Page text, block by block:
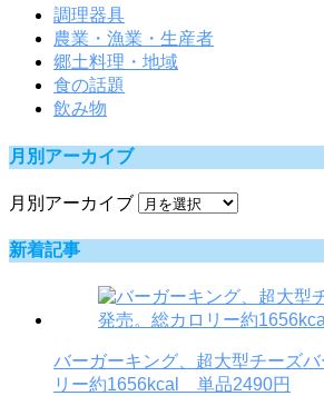
調理器具
農業・漁業・生産者
郷土料理・地域
食の話題
飲み物
月別アーカイブ
月別アーカイブ
新着記事
バーガーキング、超大型チーズ
リー約1656kcal 単品2490円